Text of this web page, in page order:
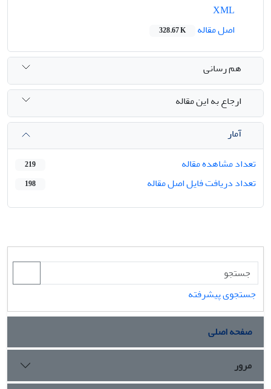
اصل مقاله
328.67 K
هم رسانی
ارجاع به این مقاله
آمار
تعداد مشاهده مقاله
219
تعداد دریافت فایل اصل مقاله 198
جستجوی پیشرفته
صفحه اصلی
مرور